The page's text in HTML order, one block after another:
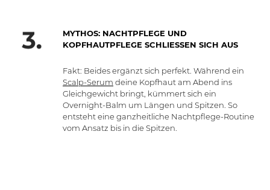
MYTHOS: NACHTPFLEGE UND
KOPFHAUTPFLEGE SCHLIESSEN SICH AUS
Fakt: Beides ergänzt sich perfekt. Während ein
Scalp-Serum deine Kopfhaut am Abend ins
Gleichgewicht bringt, kümmert sich ein
Overnight-Balm um Längen und Spitzen. So
entsteht eine ganzheitliche Nachtpflege-Routine
vom Ansatz bis in die Spitzen.